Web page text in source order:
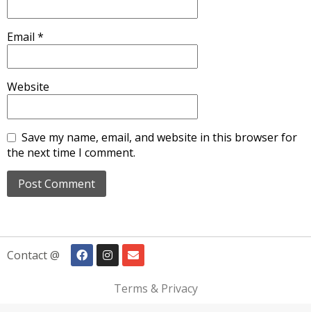
Email *
Website
Save my name, email, and website in this browser for
the next time I comment.
Contact @
Terms & Privacy